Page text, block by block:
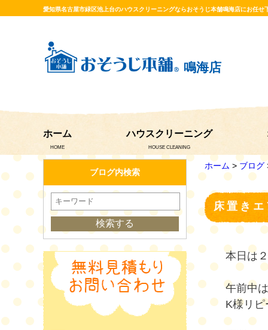
愛知県名古屋市緑区池上台のハウスクリーニングならおそうじ本舗鳴海店にお任せ
鳴海店
ホーム
HOME
ハウスクリーニング
HOUSE CLEANING
ホーム > ブログ
床置き
本日は
午前中
K様リ
ブログ内検索